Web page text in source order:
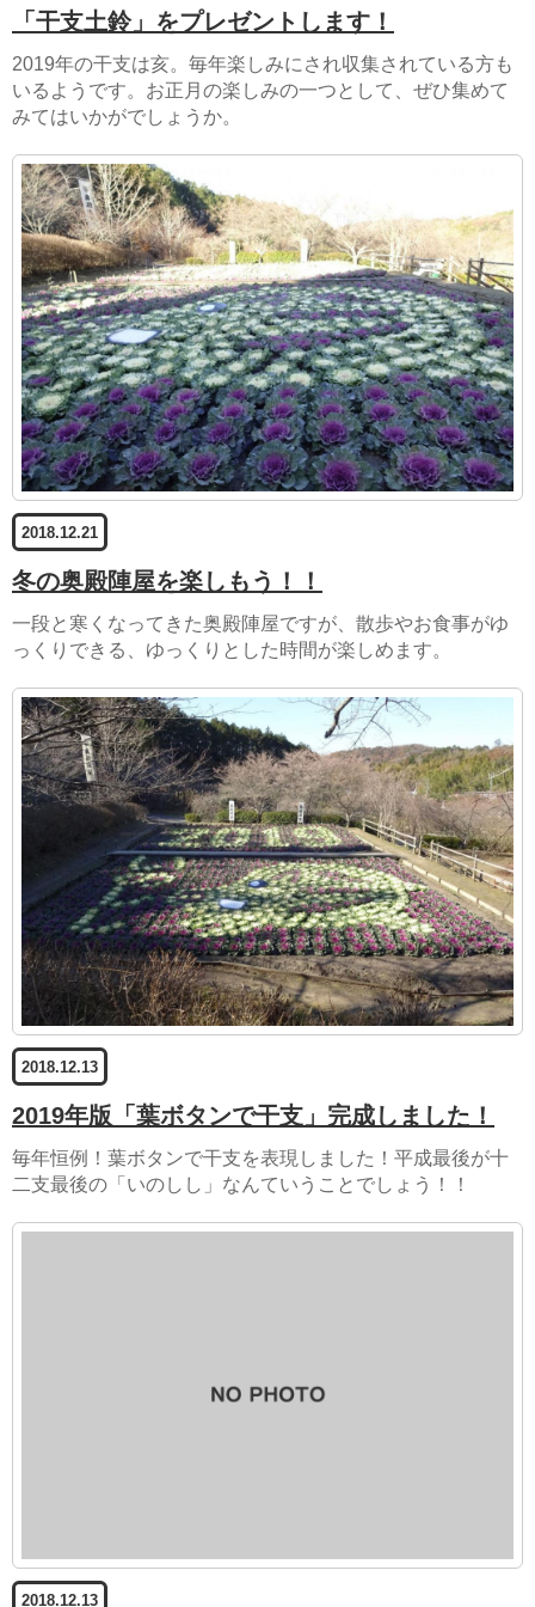
「干支土鈴」をプレゼントします！
2019年の干支は亥。毎年楽しみにされ収集されている方も
いるようです。お正月の楽しみの一つとして、ぜひ集めて
みてはいかがでしょうか。
2018.12.21
冬の奥殿陣屋を楽しもう！！
一段と寒くなってきた奥殿陣屋ですが、散歩やお食事がゆ
っくりできる、ゆっくりとした時間が楽しめます。
2018.12.13
2019年版「葉ボタンで干支」完成しました！
毎年恒例！葉ボタンで干支を表現しました！平成最後が十
二支最後の「いのしし」なんていうことでしょう！！
2018.12.13